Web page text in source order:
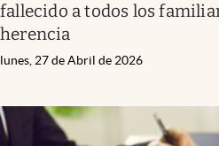
fallecido a todos los
herencia
lunes, 27 de Abril de 2026